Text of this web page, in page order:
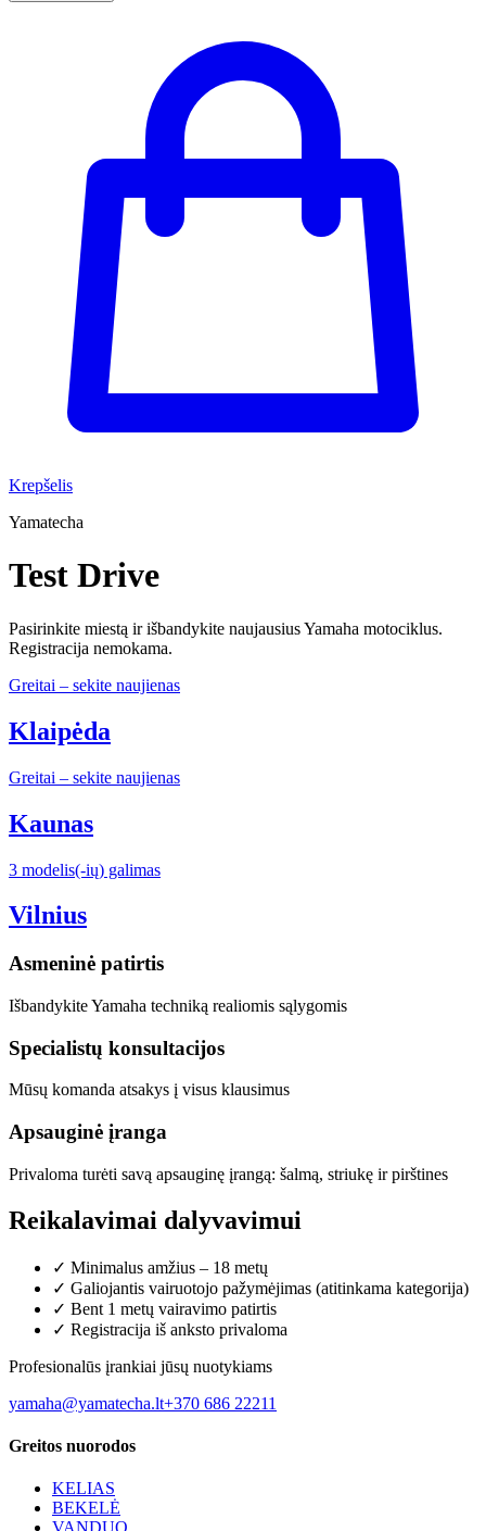
Krepšelis
Yamatecha
Test Drive
Pasirinkite miestą ir išbandykite naujausius Yamaha motociklus.
Registracija nemokama.
Greitai – sekite naujienas
Klaipėda
Greitai – sekite naujienas
Kaunas
3 modelis(-ių) galimas
Vilnius
Asmeninė patirtis
Išbandykite Yamaha techniką realiomis sąlygomis
Specialistų konsultacijos
Mūsų komanda atsakys į visus klausimus
Apsauginė įranga
Privaloma turėti savą apsauginę įrangą: šalmą, striukę ir pirštines
Reikalavimai dalyvavimui
✓ Minimalus amžius – 18 metų
✓ Galiojantis vairuotojo pažymėjimas (atitinkama kategorija)
✓ Bent 1 metų vairavimo patirtis
✓ Registracija iš anksto privaloma
Profesionalūs įrankiai jūsų nuotykiams
yamaha@yamatecha.lt+370 686 22211
Greitos nuorodos
KELIAS
BEKELĖ